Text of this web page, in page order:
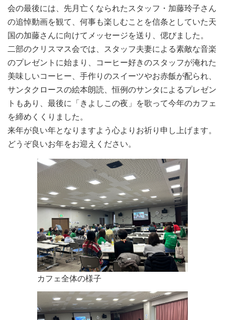
会の最後には、先月亡くなられたスタッフ・加藤玲子さん
の追悼動画を観て、何事も楽しむことを信条としていた天
国の加藤さんに向けてメッセージを送り、偲びました。
二部のクリスマス会では、スタッフ夫妻による素敵な音楽
のプレゼントに始まり、コーヒー好きのスタッフが淹れた
美味しいコーヒー、手作りのスイーツやお赤飯が配られ、
サンタクロースの絵本朗読、恒例のサンタによるプレゼン
トもあり、最後に「きよしこの夜」を歌って今年のカフェ
を締めくくりました。
来年が良い年となりますよう心よりお祈り申し上げます。
どうぞ良いお年をお迎えください。
カフェ全体の様子